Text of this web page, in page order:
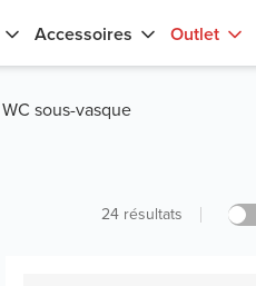
Accessoires Outlet
sous-vasque
24 résultats